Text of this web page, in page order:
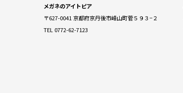
メガネのアイトピア
〒627-0041 京都府京丹後市峰山町菅５９３−２
TEL 0772-62-7123